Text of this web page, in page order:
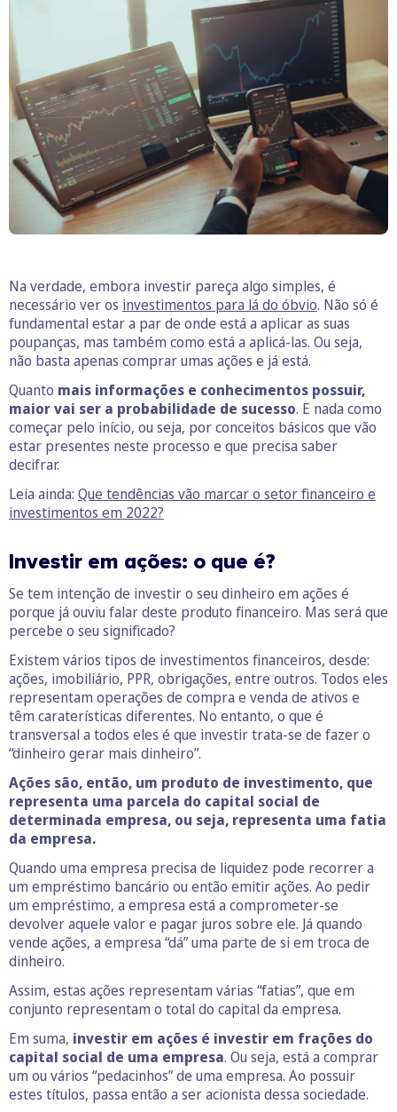
Na verdade, embora investir pareça algo simples, é
necessário ver os investimentos para lá do óbvio. Não só é
fundamental estar a par de onde está a aplicar as suas
poupanças, mas também como está a aplicá-las. Ou seja,
não basta apenas comprar umas ações e já está.
Quanto mais informações e conhecimentos possuir,
maior vai ser a probabilidade de sucesso. E nada como
começar pelo início, ou seja, por conceitos básicos que vão
estar presentes neste processo e que precisa saber
decifrar.
Leia ainda: Que tendências vão marcar o setor financeiro e
investimentos em 2022?
Investir em ações: o que é?
Se tem intenção de investir o seu dinheiro em ações é
porque já ouviu falar deste produto financeiro. Mas será que
percebe o seu significado?
Existem vários tipos de investimentos financeiros, desde:
ações, imobiliário, PPR, obrigações, entre outros. Todos eles
representam operações de compra e venda de ativos e
têm caraterísticas diferentes. No entanto, o que é
transversal a todos eles é que investir trata-se de fazer o
“dinheiro gerar mais dinheiro”.
Ações são, então, um produto de investimento, que
representa uma parcela do capital social de
determinada empresa, ou seja, representa uma fatia
da empresa.
Quando uma empresa precisa de liquidez pode recorrer a
um empréstimo bancário ou então emitir ações. Ao pedir
um empréstimo, a empresa está a comprometer-se
devolver aquele valor e pagar juros sobre ele. Já quando
vende ações, a empresa “dá” uma parte de si em troca de
dinheiro.
Assim, estas ações representam várias “fatias”, que em
conjunto representam o total do capital da empresa.
Em suma, investir em ações é investir em frações do
capital social de uma empresa. Ou seja, está a comprar
um ou vários “pedacinhos” de uma empresa. Ao possuir
estes títulos, passa então a ser acionista dessa sociedade.